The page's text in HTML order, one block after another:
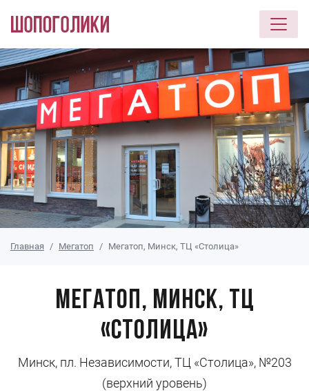
Перейти к основному содержанию
Главная Мегатоп Мегатоп, Минск, ТЦ «Столица»
Мегатоп, Минск, ТЦ
«Столица»
Минск, пл. Независимости, ТЦ «Столица», №203
(верхний уровень)